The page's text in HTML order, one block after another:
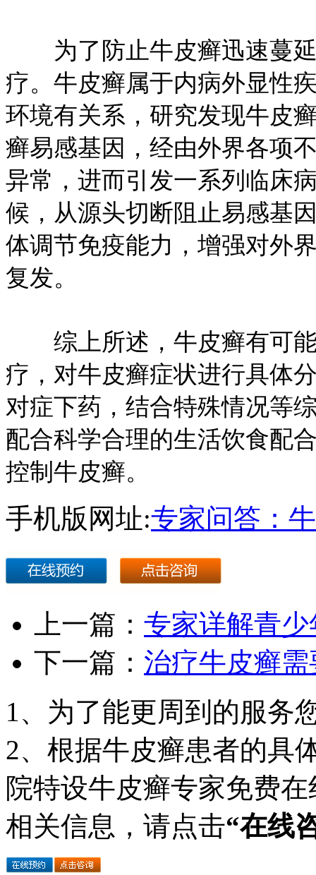
为了防止牛皮癣迅速蔓延
疗。牛皮癣属于内病外显性
环境有关系，研究发现牛皮
癣易感基因，经由外界各项
异常，进而引发一系列临床
候，从源头切断阻止易感基
体调节免疫能力，增强对外
复发。
综上所述，牛皮癣有可能
疗，对牛皮癣症状进行具体
对症下药，结合特殊情况等
配合科学合理的生活饮食配
控制牛皮癣。
手机版网址:专家问答：
上一篇： 专家详解青
下一篇： 治疗牛皮癣
1、为了能更周到的服务
2、根据牛皮癣患者的具
院特设牛皮癣专家免费
相关信息，请点击“在线